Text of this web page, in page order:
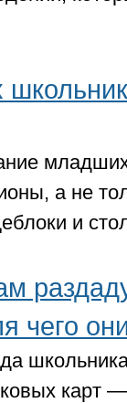
а не
и
чего
карт